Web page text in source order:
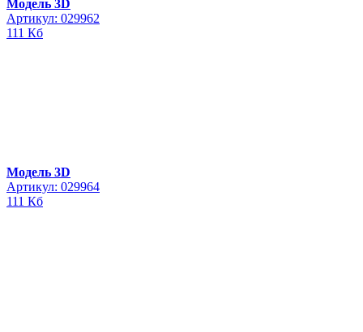
Модель 3D
Артикул: 029962
111 Кб
Модель 3D
Артикул: 029964
111 Кб